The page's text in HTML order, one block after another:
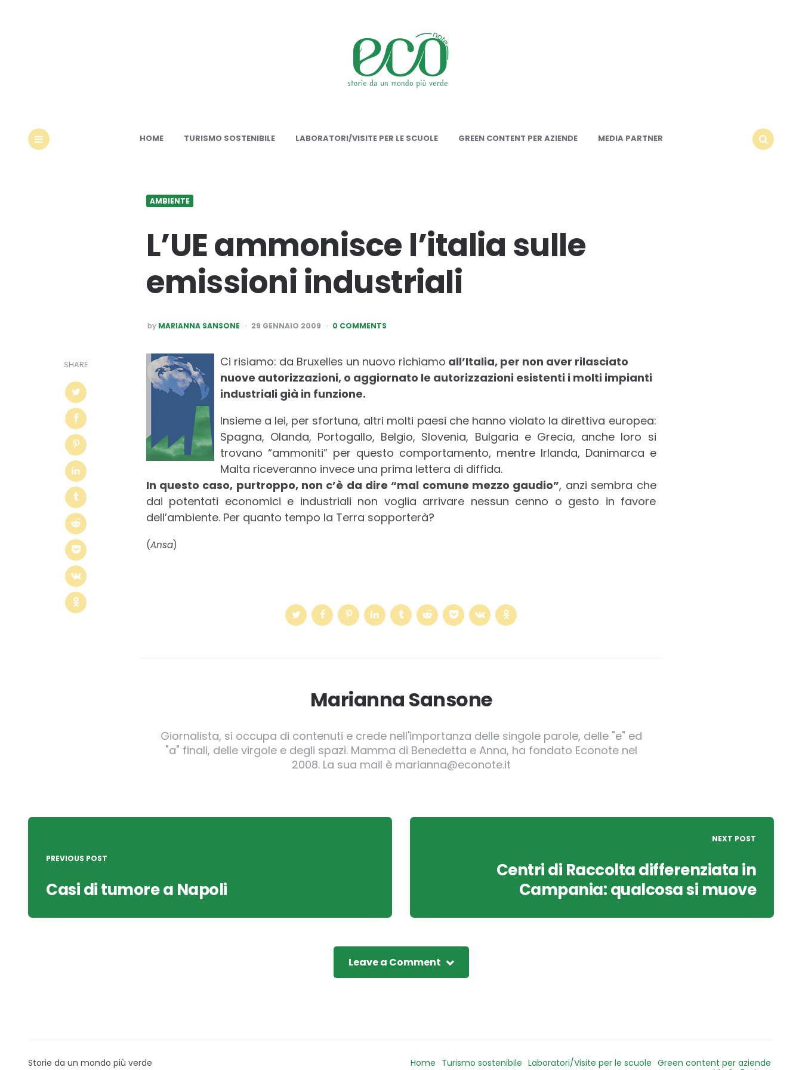
HOME TURISMO SOSTENIBILE LABORATORI/VISITE PER LE SCUOLE GREEN CONTENT PER AZIENDE
MEDIA PARTNER
AMBIENTE
L’UE ammonisce l’italia sulle
emissioni industriali
POSTED
BY
by MARIANNA SANSONE 29 GENNAIO 2009 0 COMMENTS
SHARE Ci risiamo: da Bruxelles un nuovo richiamo all’Italia, per non aver rilasciato
nuove autorizzazioni, o aggiornato le autorizzazioni esistenti i molti impianti
industriali già in funzione.
Insieme a lei, per sfortuna, altri molti paesi che hanno violato la direttiva europea:
Spagna, Olanda, Portogallo, Belgio, Slovenia, Bulgaria e Grecia, anche loro si
trovano “ammoniti” per questo comportamento, mentre Irlanda, Danimarca e
Malta riceveranno invece una prima lettera di diffida.
In questo caso, purtroppo, non c’è da dire “mal comune mezzo gaudio”, anzi sembra che
dai potentati economici e industriali non voglia arrivare nessun cenno o gesto in favore
dell’ambiente. Per quanto tempo la Terra sopporterà?
(Ansa)
Marianna Sansone
Giornalista, si occupa di contenuti e crede nell'importanza delle singole parole, delle "e" ed
"a" finali, delle virgole e degli spazi. Mamma di Benedetta e Anna, ha fondato Econote nel
2008. La sua mail è marianna@econote.it
Post
PREVIOUS POST
Casi di tumore a Napoli
NEXT POST
Centri di Raccolta differenziata in
Campania: qualcosa si muove
Leave a Comment
Storie da un mondo più verde Home Turismo sostenibile Laboratori/Visite per le scuole Green content per aziende